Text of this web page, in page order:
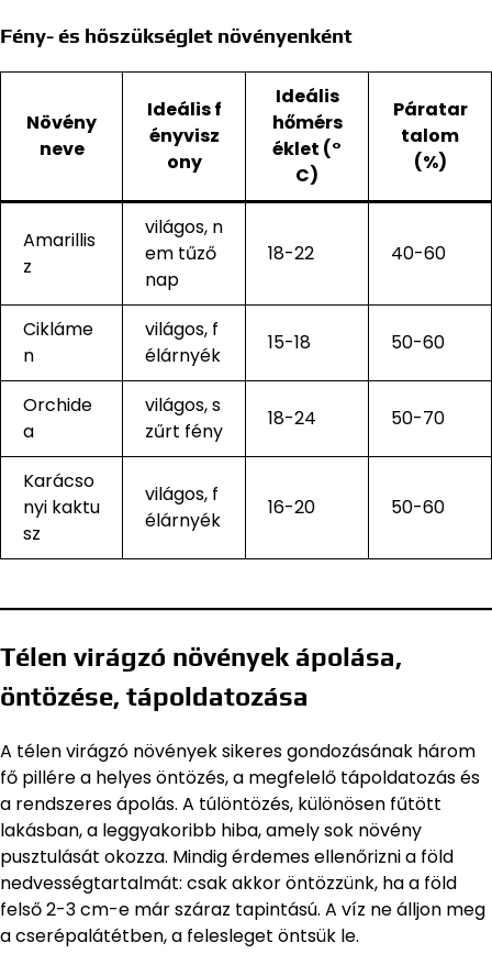
Fény- és hőszükséglet növényenként
Növény
neve
Ideális f
ényvisz
ony
Ideális
hőmérs
éklet (°
C)
Páratar
talom
(%)
Amarillis
z
világos, n
em tűző
nap
18-22 40-60
Cikláme
n
világos, f
élárnyék
15-18 50-60
Orchide
a
világos, s
zűrt fény
18-24 50-70
Karácso
nyi kaktu
sz
világos, f
élárnyék
16-20 50-60
Télen virágzó növények ápolása,
öntözése, tápoldatozása
A télen virágzó növények sikeres gondozásának három
fő pillére a helyes öntözés, a megfelelő tápoldatozás és
a rendszeres ápolás. A túlöntözés, különösen fűtött
lakásban, a leggyakoribb hiba, amely sok növény
pusztulását okozza. Mindig érdemes ellenőrizni a föld
nedvességtartalmát: csak akkor öntözzünk, ha a föld
felső 2-3 cm-e már száraz tapintású. A víz ne álljon meg
a cserépalátétben, a felesleget öntsük le.